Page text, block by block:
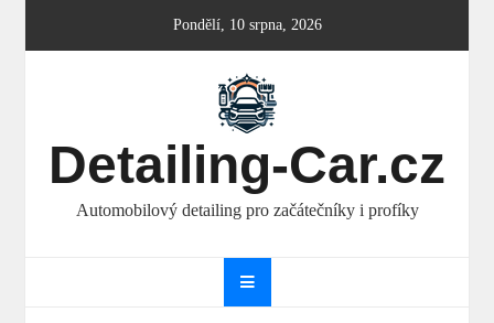
Pondělí, 10 srpna, 2026
Detailing-Car.cz
Automobilový detailing pro začátečníky i profíky